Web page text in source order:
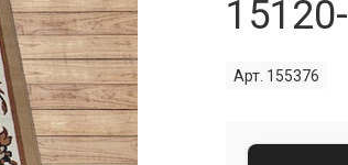
Арт. 155376